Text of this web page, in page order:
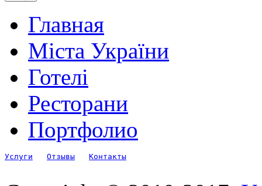
Главная
Міста України
Готелі
Ресторани
Портфолио
Услуги Отзывы Контакты